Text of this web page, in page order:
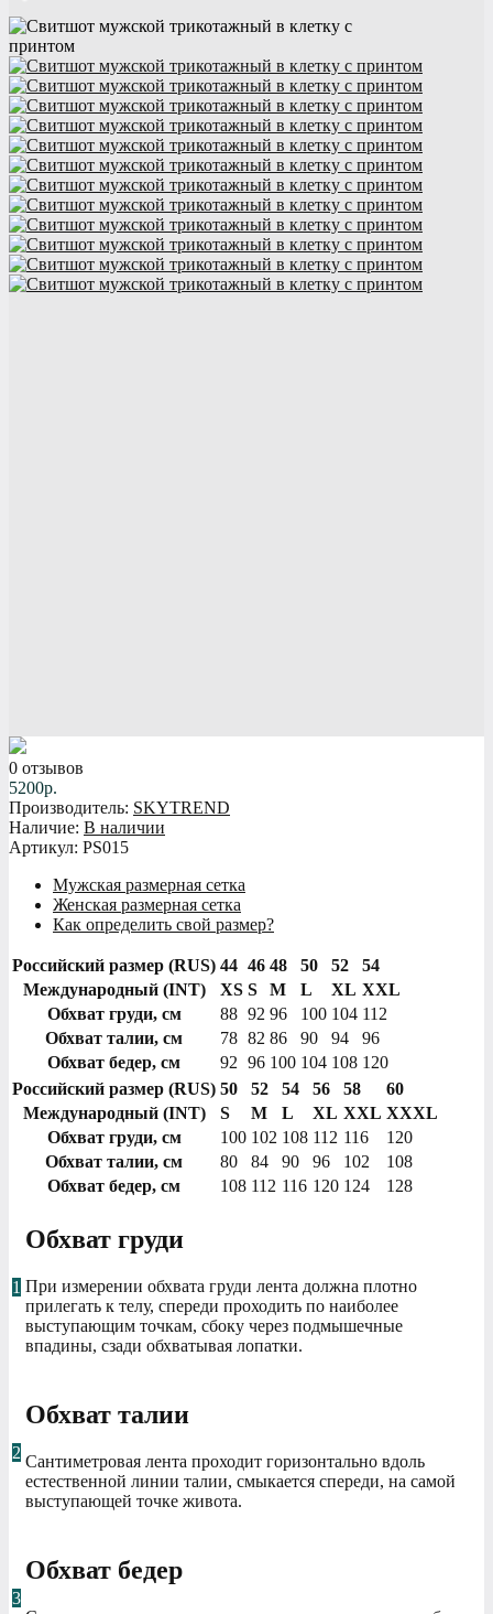
0 отзывов
5200р.
Производитель: SKYTREND
Наличие: В наличии
Артикул: PS015
Мужская размерная сетка
Женская размерная сетка
Как определить свой размер?
Российский размер (RUS) 44 46 48 50 52
54
Международный (INT)
XS S M L XL XXL
Обхват груди, см 88 92 96 100 104 112
Обхват талии, см 78 82 86 90 94
96
Обхват бедер, см 92 96 100 104 108 120
Российский размер (RUS) 50 52 54 56 58
60
Международный (INT)
S M L XL XXL XXXL
Обхват груди, см 100 102 108 112 116
120
Обхват талии, см 80 84 90 96 102
108
Обхват бедер, см 108 112 116 120 124 128
1
Обхват груди
При измерении обхвата груди лента должна плотно
прилегать к телу, спереди проходить по наиболее
выступающим точкам, сбоку через подмышечные
впадины, сзади обхватывая лопатки.
2
Обхват талии
Сантиметровая лента проходит горизонтально вдоль
естественной линии талии, смыкается спереди, на самой
выступающей точке живота.
3
Обхват бедер